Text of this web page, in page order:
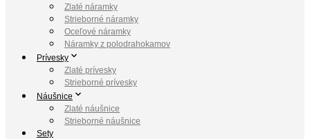
Zlaté náramky
Strieborné náramky
Oceľové náramky
Náramky z polodrahokamov
Prívesky
Zlaté prívesky
Strieborné prívesky
Náušnice
Zlaté náušnice
Strieborné náušnice
Sety